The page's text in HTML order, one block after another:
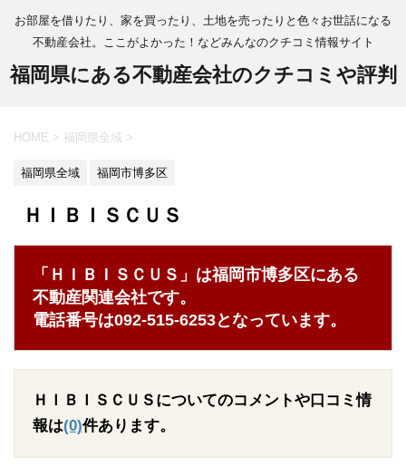
お部屋を借りたり、家を買ったり、土地を売ったりと色々お世話になる
不動産会社。ここがよかった！などみんなのクチコミ情報サイト
福岡県にある不動産会社のクチコミや評判
HOME > 福岡県全域 >
福岡県全域 福岡市博多区
ＨＩＢＩＳＣＵＳ
「ＨＩＢＩＳＣＵＳ」は福岡市博多区にある
不動産関連会社です。
電話番号は092-515-6253となっています。
ＨＩＢＩＳＣＵＳについてのコメントや口コミ情
報は(0)件あります。